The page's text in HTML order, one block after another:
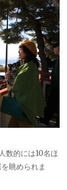
数的には10名ほ
眺められま